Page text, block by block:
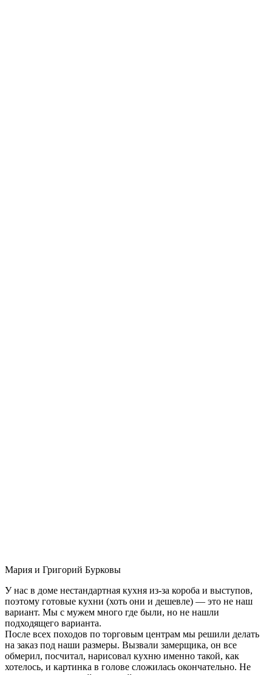
Мария и Григорий Бурковы
У нас в доме нестандартная кухня из-за короба и выступов,
поэтому готовые кухни (хоть они и дешевле) — это не наш
вариант. Мы с мужем много где были, но не нашли
подходящего варианта.
После всех походов по торговым центрам мы решили делать
на заказ под наши размеры. Вызвали замерщика, он все
обмерил, посчитал, нарисовал кухню именно такой, как
хотелось, и картинка в голове сложилась окончательно. Не